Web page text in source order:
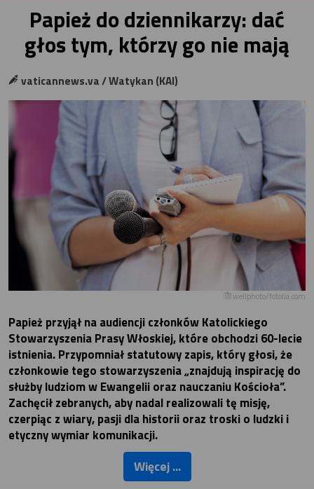
Papież do dziennikarzy: dać
głos tym, którzy go nie mają
vaticannews.va / Watykan (KAI)
wellphoto/fotolia.com
Papież przyjął na audiencji członków Katolickiego
Stowarzyszenia Prasy Włoskiej, które obchodzi 60-lecie
istnienia. Przypomniał statutowy zapis, który głosi, że
członkowie tego stowarzyszenia „znajdują inspirację do
służby ludziom w Ewangelii oraz nauczaniu Kościoła”.
Zachęcił zebranych, aby nadal realizowali tę misję,
czerpiąc z wiary, pasji dla historii oraz troski o ludzki i
etyczny wymiar komunikacji.
Więcej ...